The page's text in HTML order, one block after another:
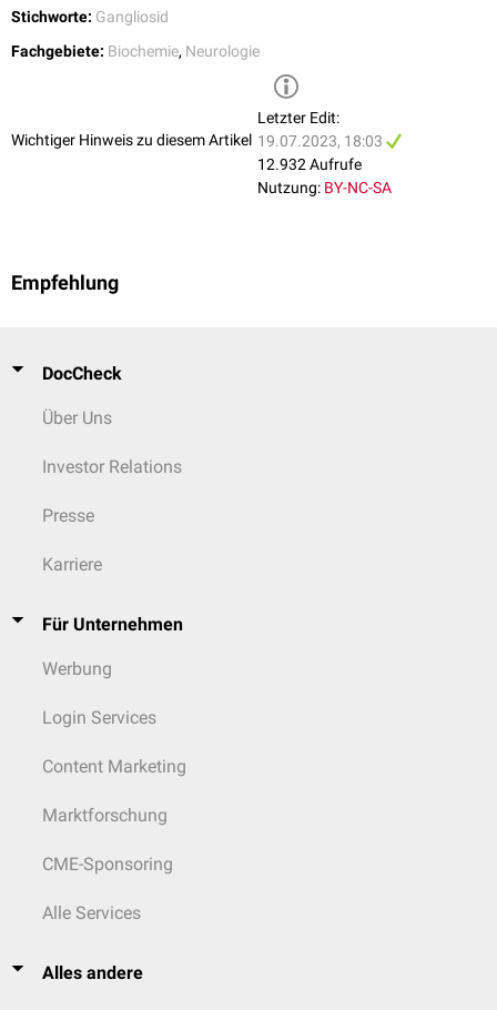
Stichworte: Gangliosid
Fachgebiete: Biochemie, Neurologie
Wichtiger Hinweis zu diesem Artikel
Letzter Edit:
19.07.2023, 18:03
12.932 Aufrufe
Nutzung: BY-NC-SA
Empfehlung
DocCheck
Über Uns
Investor Relations
Presse
Karriere
Für Unternehmen
Werbung
Login Services
Content Marketing
Marktforschung
CME-Sponsoring
Alle Services
Alles andere